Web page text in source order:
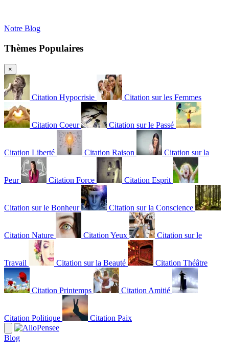
Notre Blog
Thèmes Populaires
×
Citation Hypocrisie Citation sur les Femmes
Citation Coeur Citation sur le Passé
Citation Liberté Citation Raison Citation sur la
Peur Citation Force Citation Esprit
Citation sur le Bonheur Citation sur la Conscience
Citation Nature Citation Yeux Citation sur le
Travail Citation sur la Beauté Citation Théâtre
Citation Printemps Citation Amitié
Citation Politique Citation Paix
Blog